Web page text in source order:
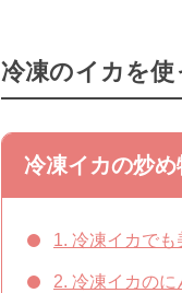
冷凍のイカを
冷凍イカの炒め
1. 冷凍イカで
2. 冷凍イカの